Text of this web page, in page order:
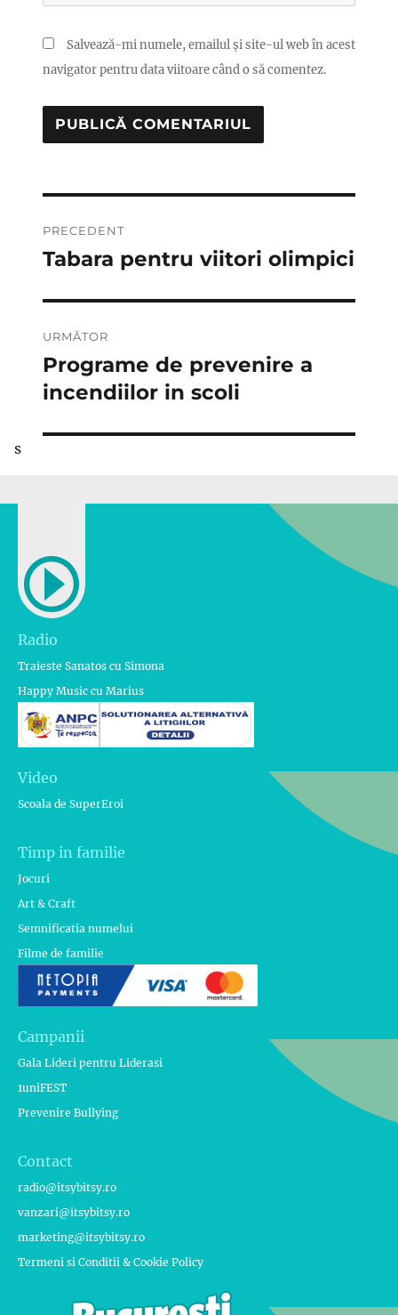
Salvează-mi numele, emailul și site-ul web în acest
navigator pentru data viitoare când o să comentez.
în
PRECEDENT
Articolul
Tabara pentru viitori olimpici
URMĂTOR
Articolul
următor:
Programe de prevenire a
incendiilor in scoli
s
Radio
Traieste Sanatos cu Simona
Happy Music cu Marius
Video
Scoala de SuperEroi
Timp in familie
Jocuri
Art & Craft
Semnificatia numelui
Filme de familie
Campanii
Gala Lideri pentru Liderasi
1uniFEST
Prevenire Bullying
Contact
radio@itsybitsy.ro
vanzari@itsybitsy.ro
marketing@itsybitsy.ro
Termeni si Conditii & Cookie Policy